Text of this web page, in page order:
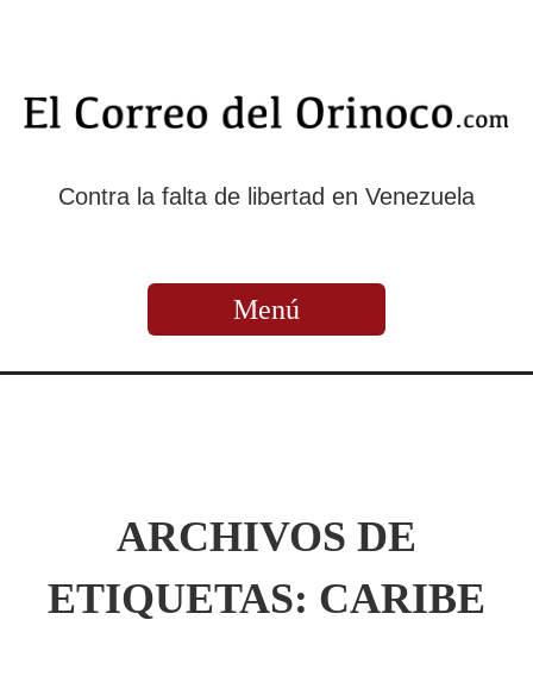
Contra la falta de libertad en Venezuela
Menú
ARCHIVOS DE
ETIQUETAS: CARIBE